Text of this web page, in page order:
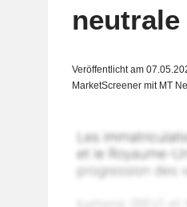
Veröffentlicht am
MarketScreener mit MT